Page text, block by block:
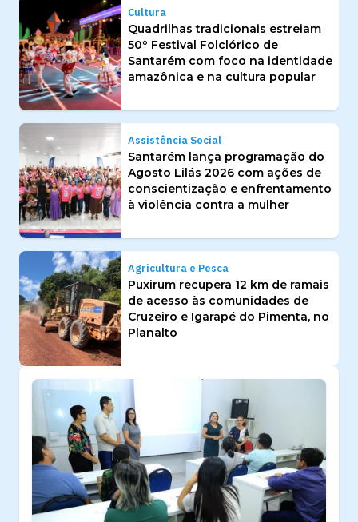
Cultura
Quadrilhas tradicionais estreiam
50º Festival Folclórico de
Santarém com foco na identidade
amazônica e na cultura popular
Assistência Social
Santarém lança programação do
Agosto Lilás 2026 com ações de
conscientização e enfrentamento
à violência contra a mulher
Agricultura e Pesca
Puxirum recupera 12 km de ramais
de acesso às comunidades de
Cruzeiro e Igarapé do Pimenta, no
Planalto